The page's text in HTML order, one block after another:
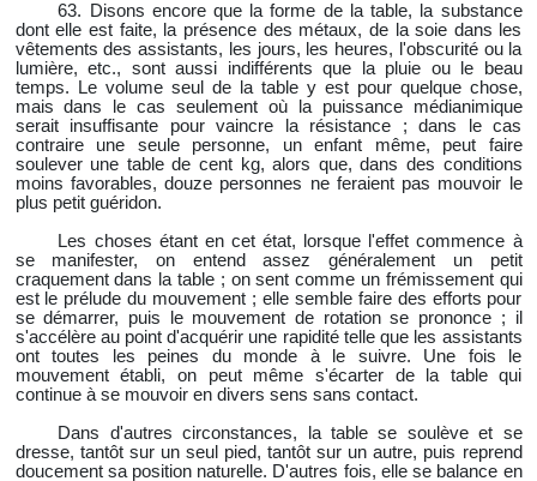
63. Disons encore que la forme de la table, la substance
dont elle est faite, la présence des métaux, de la soie dans les
vêtements des assistants, les jours, les heures, l'obscurité ou la
lumière, etc., sont aussi indifférents que la pluie ou le beau
temps. Le volume seul de la table y est pour quelque chose,
mais dans le cas seulement où la puissance médianimique
serait insuffisante pour vaincre la résistance ; dans le cas
contraire une seule personne, un enfant même, peut faire
soulever une table de cent kg, alors que, dans des conditions
moins favorables, douze personnes ne feraient pas mouvoir le
plus petit guéridon.
Les choses étant en cet état, lorsque l'effet commence à
se manifester, on entend assez généralement un petit
craquement dans la table ; on sent comme un frémissement qui
est le prélude du mouvement ; elle semble faire des efforts pour
se démarrer, puis le mouvement de rotation se prononce ; il
s'accélère au point d'acquérir une rapidité telle que les assistants
ont toutes les peines du monde à le suivre. Une fois le
mouvement établi, on peut même s'écarter de la table qui
continue à se mouvoir en divers sens sans contact.
Dans d'autres circonstances, la table se soulève et se
dresse, tantôt sur un seul pied, tantôt sur un autre, puis reprend
doucement sa position naturelle. D'autres fois, elle se balance en